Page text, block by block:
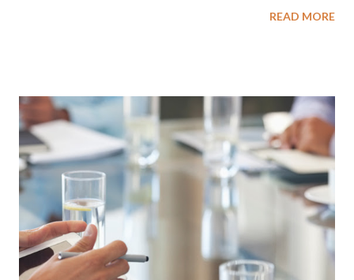
kelompok di alam terbuka, serta kesempatan untuk belajar
meningkatkan keterampilan kepemimpinan, atau sekadar
rekreasi. Agrowisata: Merupakan jenis pariwisata yang
memanfaatkan lahan pertanian atau perkebunan sebagai daya
tarik utama. Pengunjung dapat belajar tentang proses
pertanian, memetik buah langsung dari pohonnya, atau
berinteraksi dengan hewan ternak. baca juga : Paket Outbound
1 Hari di Bandung, Pilihan Seru untuk Gathering Banyak tempat
wisata kini menggabungkan kedua konsep ini. Pengunjung dapat
READ MORE